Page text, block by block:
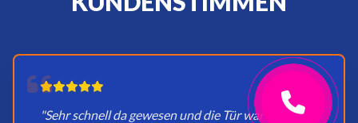
"Sehr schnell da gewesen und die Tür war in